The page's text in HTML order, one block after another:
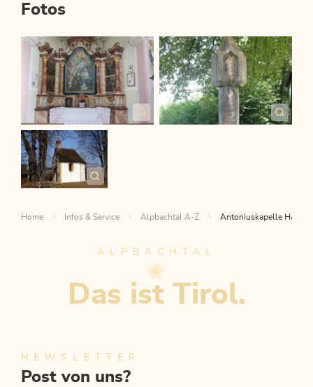
Fotos
Home Infos & Service Alpbachtal A-Z Antoniuskapelle Hagau
ALPBACHTAL
Das ist Tirol.
NEWSLETTER
Post von uns?